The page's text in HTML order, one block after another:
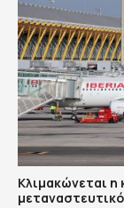
Κλιμακώνεται η